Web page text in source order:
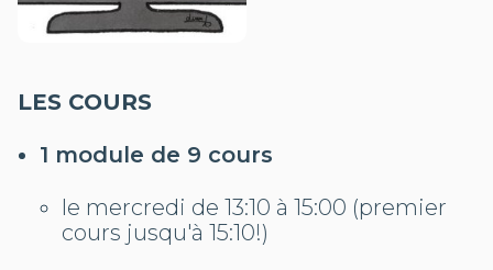
LES COURS
1 module de 9 cours
le mercredi de 13:10 à 15:00 (premier
cours jusqu'à 15:10!)